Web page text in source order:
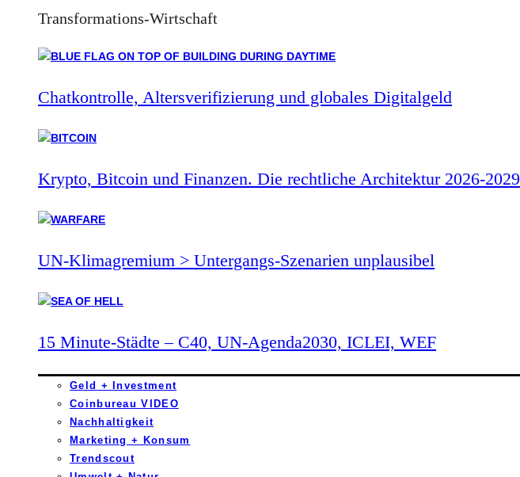
Transformations-Wirtschaft
Chatkontrolle, Altersverifizierung und globales Digitalgeld
Krypto, Bitcoin und Finanzen. Die rechtliche Architektur 2026-2029
UN-Klimagremium > Untergangs-Szenarien unplausibel
15 Minute-Städte – C40, UN-Agenda2030, ICLEI, WEF
Geld + Investment
Coinbureau VIDEO
Nachhaltigkeit
Marketing + Konsum
Trendscout